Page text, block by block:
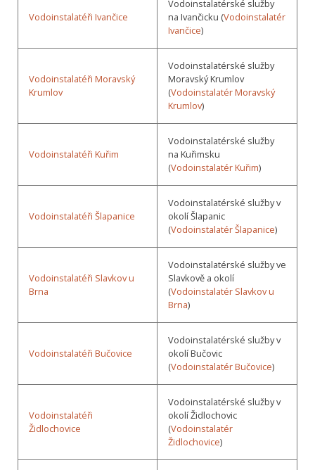
Vodoinstalatéři Ivančice
Vodoinstalatérské služby
na Ivančicku (Vodoinstalatér
Ivančice)
Vodoinstalatéři Moravský
Krumlov
Vodoinstalatérské služby
Moravský Krumlov
(Vodoinstalatér Moravský
Krumlov)
Vodoinstalatéři Kuřim
Vodoinstalatérské služby
na Kuřimsku
(Vodoinstalatér Kuřim)
Vodoinstalatéři Šlapanice
Vodoinstalatérské služby v
okolí Šlapanic
(Vodoinstalatér Šlapanice)
Vodoinstalatéři Slavkov u
Brna
Vodoinstalatérské služby ve
Slavkově a okolí
(Vodoinstalatér Slavkov u
Brna)
Vodoinstalatéři Bučovice
Vodoinstalatérské služby v
okolí Bučovic
(Vodoinstalatér Bučovice)
Vodoinstalatéři
Židlochovice
Vodoinstalatérské služby v
okolí Židlochovic
(Vodoinstalatér
Židlochovice)